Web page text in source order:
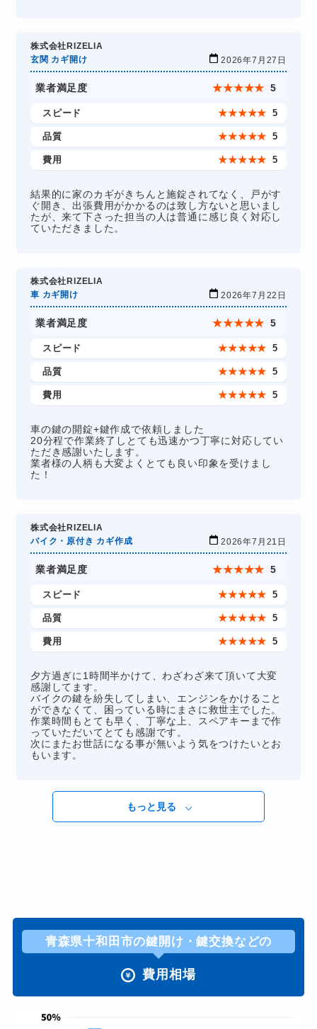
株式会社RIZELIA
玄関 カギ開け
2026年7月27日
業者満足度 ★★★★★ 5
スピード ★★★★★ 5
品質 ★★★★★ 5
費用 ★★★★★ 5
結果的に家のカギがきちんと施錠されてなく、戸がす
ぐ開き、出張費用がかかるのは致し方ないと思いまし
たが、来て下さった担当の人は普通に感じ良く対応し
ていただきました。
株式会社RIZELIA
車 カギ開け
2026年7月22日
業者満足度 ★★★★★ 5
スピード ★★★★★ 5
品質 ★★★★★ 5
費用 ★★★★★ 5
車の鍵の開錠+鍵作成で依頼しました
20分程で作業終了しとても迅速かつ丁寧に対応してい
ただき感謝いたします。
業者様の人柄も大変よくとても良い印象を受けまし
た！
株式会社RIZELIA
バイク・原付き カギ作成
2026年7月21日
業者満足度 ★★★★★ 5
スピード ★★★★★ 5
品質 ★★★★★ 5
費用 ★★★★★ 5
夕方過ぎに1時間半かけて、わざわざ来て頂いて大変
感謝してます。
バイクの鍵を紛失してしまい、エンジンをかけること
ができなくて、困っている時にまさに救世主でした。
作業時間もとても早く、丁寧な上、スペアキーまで作
っていただいてとても感謝です。
次にまたお世話になる事が無いよう気をつけたいとお
もいます。
もっと見る
青森県十和田市の鍵開け・鍵交換などの
費用相場